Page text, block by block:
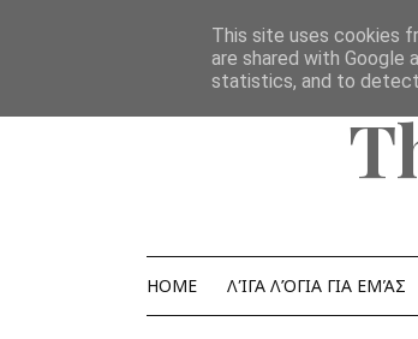
HOME ΛΊΓΑ ΛΌΓΙΑ ΓΙΑ ΕΜΆΣ
This site uses cookies
are shared with Google
statistics, and to detect